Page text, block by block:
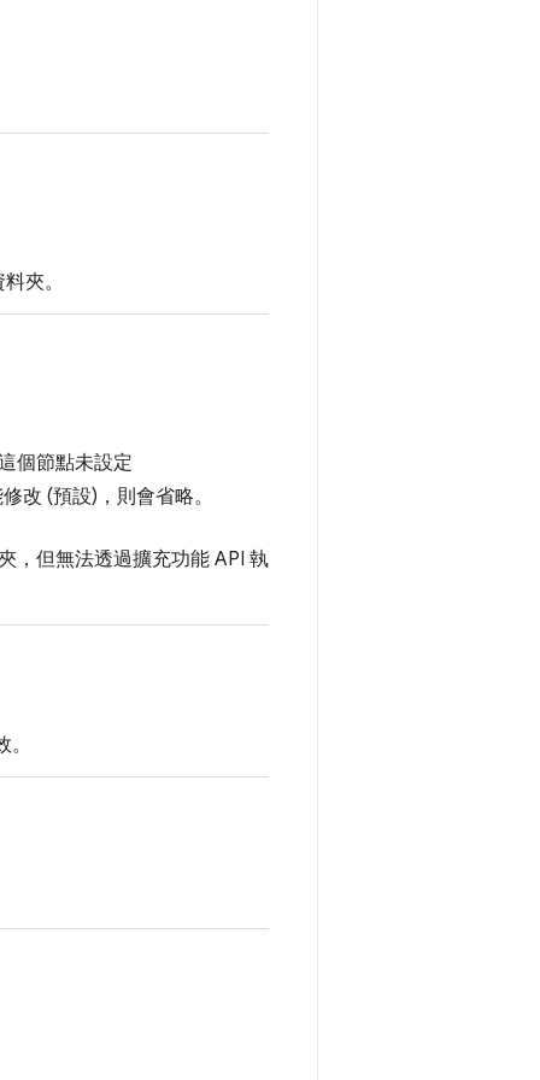
夾。
個節點未設定
改 (預設)，則會省略。
，但無法透過擴充功能 API 執